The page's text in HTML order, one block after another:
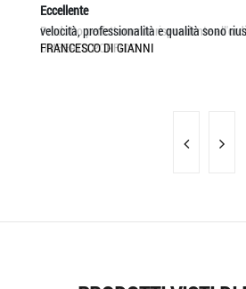
Eccellente
Prodotto perfettamente rispondente
UMBERTO PORFIDO
Eccellente
velocità, professionalità e qualità sono
FRANCESCO DI GIANNI